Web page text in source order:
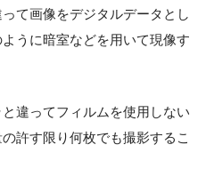
って画像をデジタルデータとし
うに暗室などを用いて現像す
違ってフィルムを使用しない
許す限り何枚でも撮影するこ